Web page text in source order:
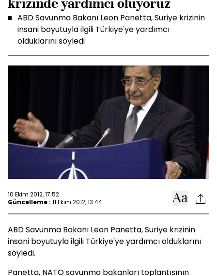
krizinde yardımcı oluyoruz
ABD Savunma Bakanı Leon Panetta, Suriye krizinin
insani boyutuyla ilgili Türkiye'ye yardımcı
olduklarını söyledi
10 Ekim 2012, 17:52
Güncelleme : 11 Ekim 2012, 13:44
ABD Savunma Bakanı Leon Panetta, Suriye krizinin
insani boyutuyla ilgili Türkiye'ye yardımcı olduklarını
söyledi.
Panetta, NATO savunma bakanları toplantısının